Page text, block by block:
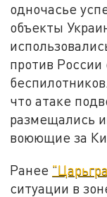
одночасье
объекты
против
что атаке
размещались
воюющие за
Ранее
ситуации в